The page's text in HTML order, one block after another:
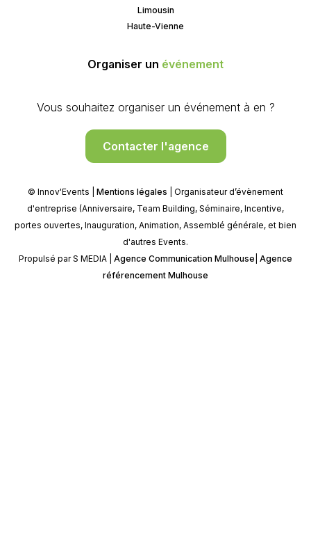
Limousin
Haute-Vienne
Organiser un événement
Vous souhaitez organiser un événement à en ?
Contacter l'agence
© Innov'Events | Mentions légales | Organisateur d’évènement
d'entreprise (Anniversaire, Team Building, Séminaire, Incentive,
portes ouvertes, Inauguration, Animation, Assemblé générale, et bien
d'autres Events.
Propulsé par S MEDIA | Agence Communication Mulhouse Agence
référencement Mulhouse